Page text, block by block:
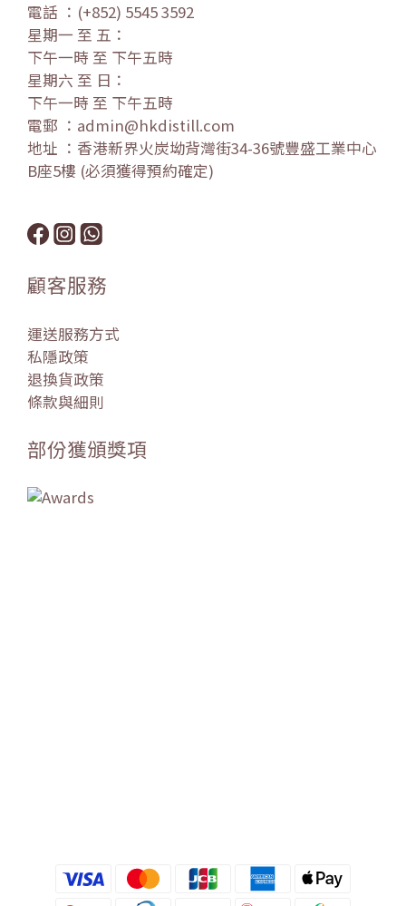
電話 ：(+852) 5545 3592
星期一 至 五：
下午一時 至 下午五時
星期六 至 日：
下午一時 至 下午五時
電郵 ：admin@hkdistill.com
地址 ：香港新界火炭坳背灣街34-36號豐盛工業中心
B座5樓 (必須獲得預約確定)
顧客服務
運送服務方式
私隱政策
退換貨政策
條款與細則
部份獲頒獎項